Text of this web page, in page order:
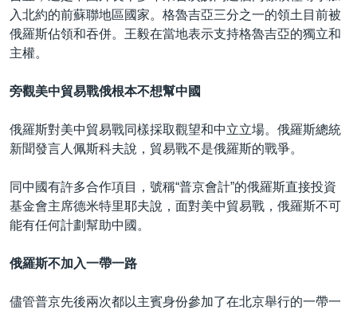
入北約的前蘇聯地區國家。格魯吉亞三分之一的領土目前被
俄羅斯佔領和吞併。王毅在當地表示支持格魯吉亞的獨立和
主權。
旁觀美中貿易戰俄根本不想幫中國
俄羅斯對美中貿易戰同樣採取觀望和中立立場。俄羅斯總統
新聞發言人佩斯科夫說，貿易戰不是俄羅斯的戰爭。
同中國有許多合作項目，號稱“普京會計”的俄羅斯直接投資
基金會主席德米特里耶夫說，面對美中貿易戰，俄羅斯不可
能有任何計劃幫助中國。
俄羅斯不加入一帶一路
儘管普京先後兩次都以主賓身份參加了在北京舉行的一帶一